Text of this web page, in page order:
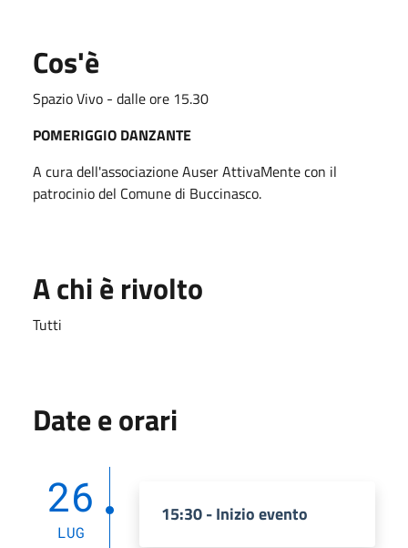
Cos'è
Spazio Vivo - dalle ore 15.30
POMERIGGIO DANZANTE
A cura dell'associazione Auser AttivaMente con il
patrocinio del Comune di Buccinasco.
A chi è rivolto
Tutti
Date e orari
26
LUG
15:30 - Inizio evento